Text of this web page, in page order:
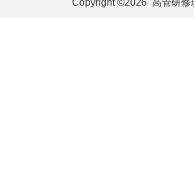
Copyright ©2026 高管研修